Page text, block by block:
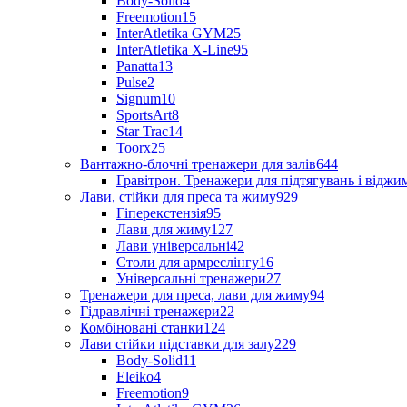
Freemotion15
InterAtletika GYM25
InterAtletika X-Line95
Panatta13
Pulse2
Signum10
SportsArt8
Star Trac14
Toorx25
Вантажно-блочні тренажери для залів644
Гравітрон. Тренажери для підтягувань і
Лави, стійки для преса та жиму929
Гіперекстензія95
Лави для жиму127
Лави універсальні42
Столи для армреслінгу16
Універсальні тренажери27
Тренажери для преса, лави для жиму94
Гідравлічні тренажери22
Комбіновані станки124
Лави стійки підставки для залу229
Body-Solid11
Eleiko4
Freemotion9